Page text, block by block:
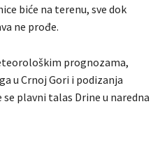
biće na terenu, sve dok
ne prođe.
prognozama,
u Crnoj Gori i podizanja
plavni talas Drine u naredna